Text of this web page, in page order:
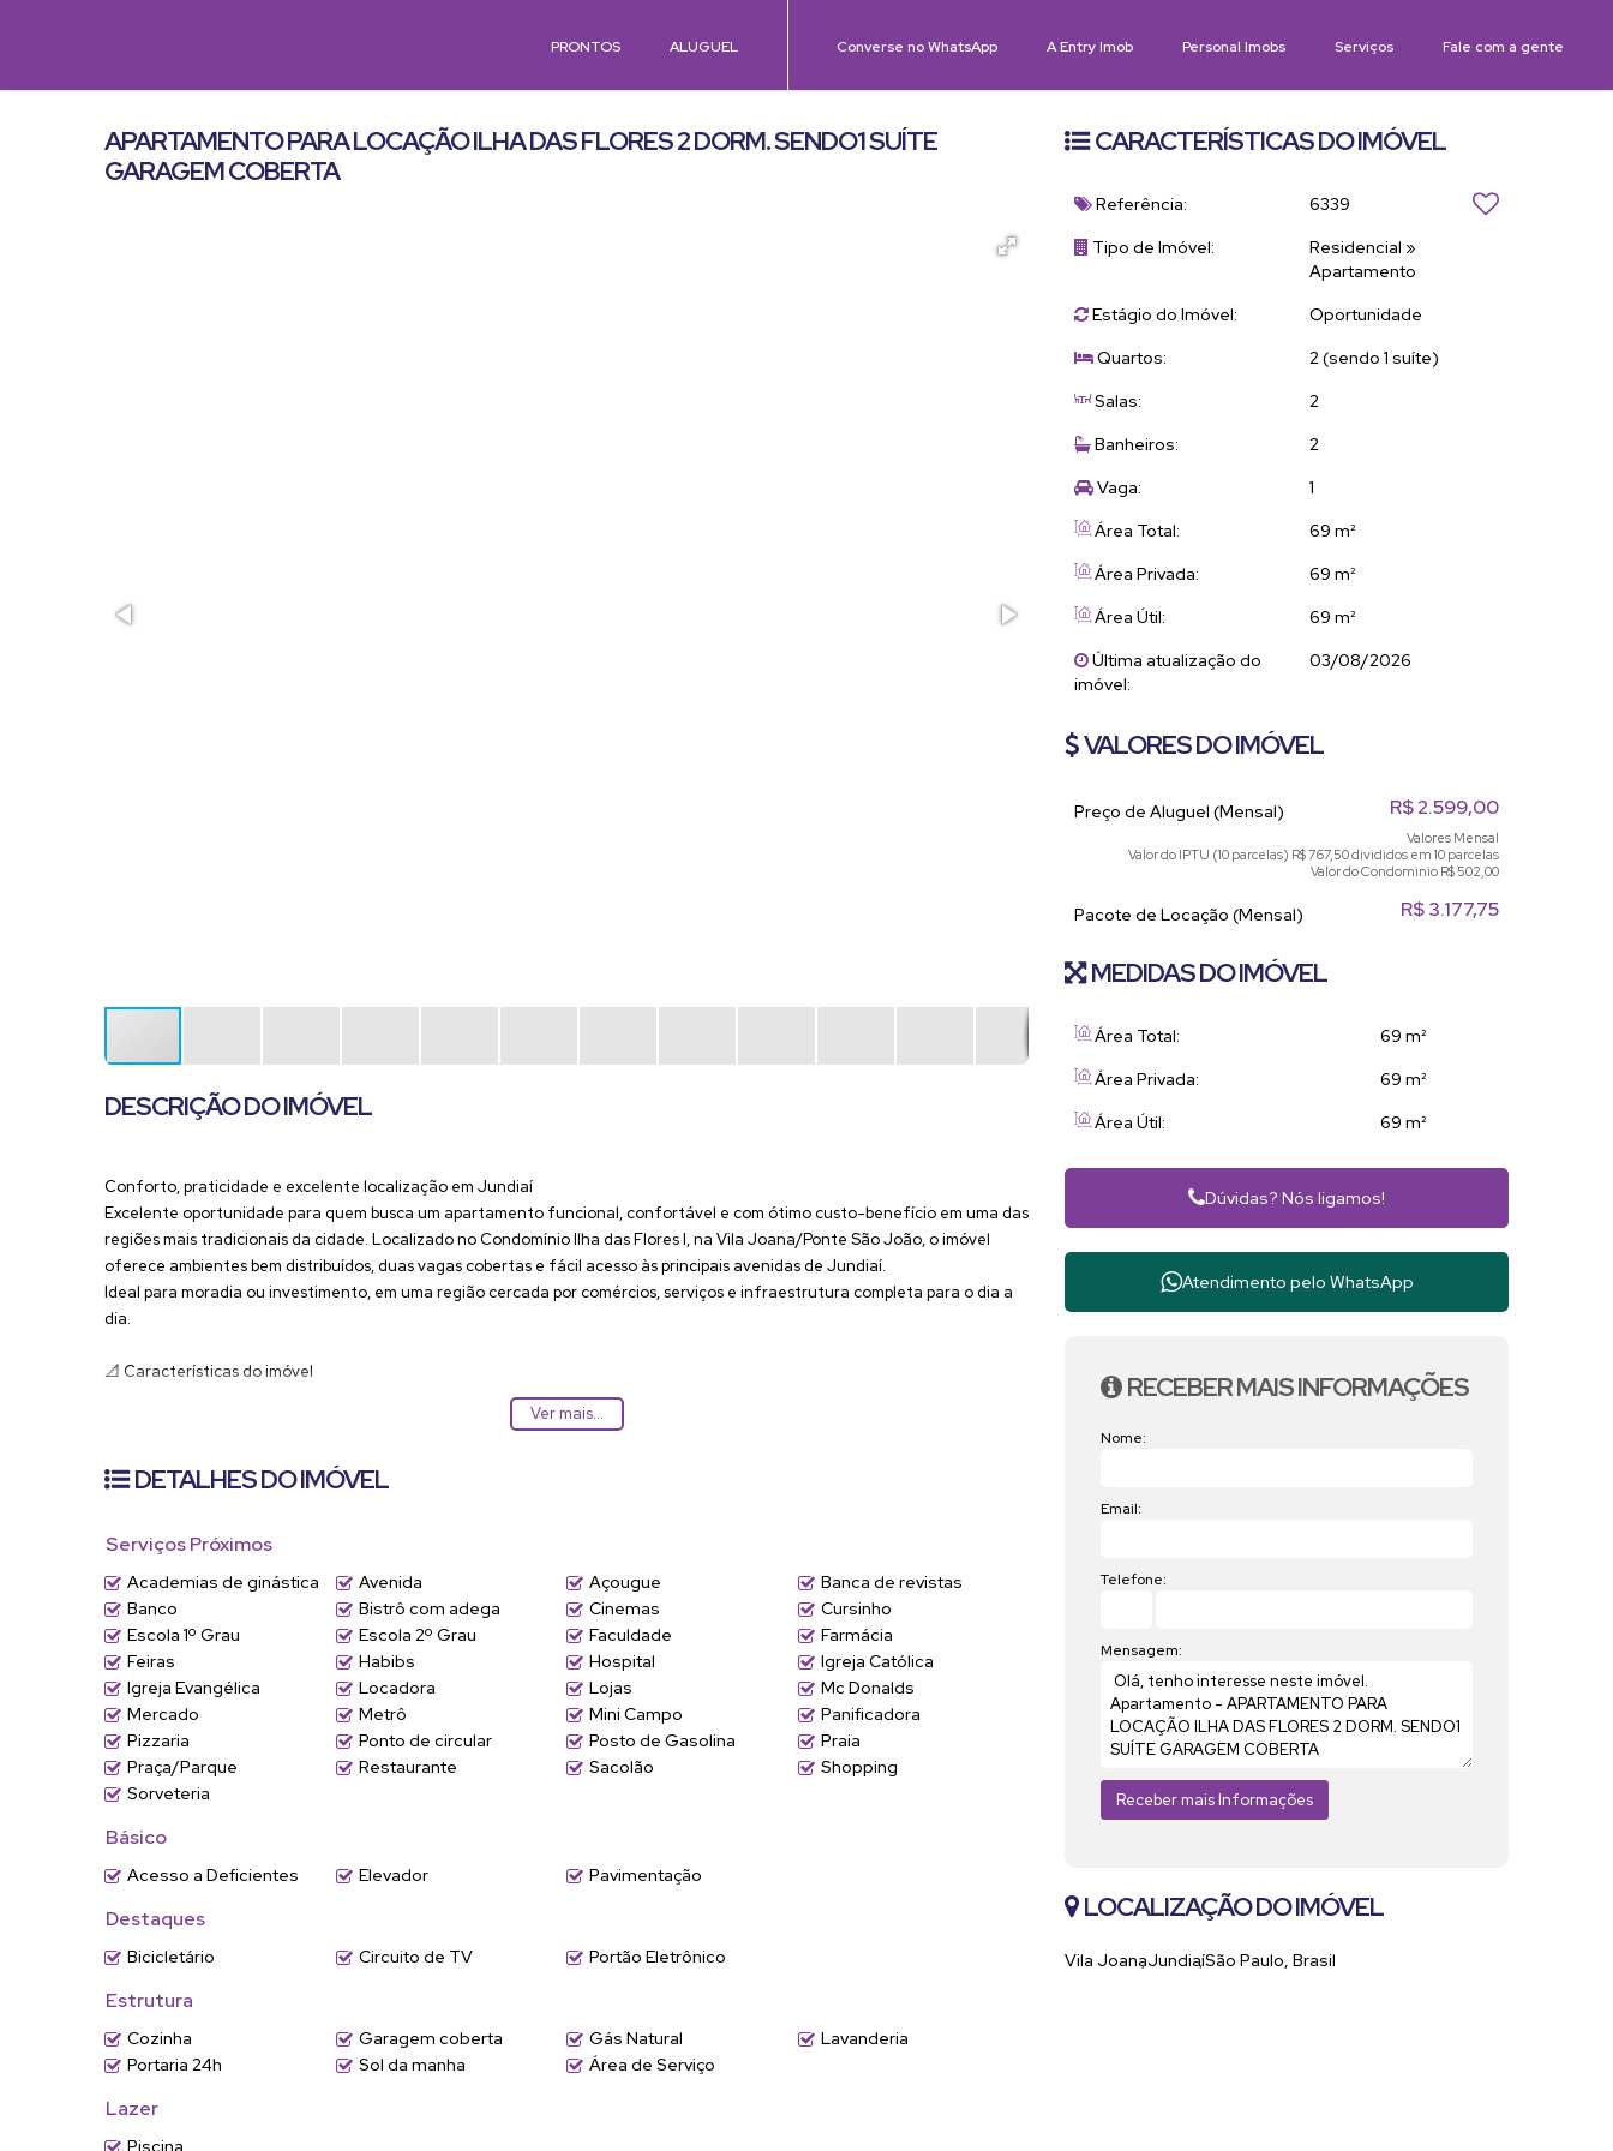
Converse no WhatsApp A Entry Imob Personal Imobs Serviços Fale com a gente
ALUGUEL
PRONTOS
APARTAMENTO PARA LOCAÇÃO ILHA DAS FLORES 2 DORM. SENDO1 SUÍTE
GARAGEM COBERTA
DESCRIÇÃO DO IMÓVEL
Conforto, praticidade e excelente localização em Jundiaí
Excelente oportunidade para quem busca um apartamento funcional, confortável e com ótimo custo-benefício em uma das
regiões mais tradicionais da cidade. Localizado no Condomínio Ilha das Flores I, na Vila Joana/Ponte São João, o imóvel
oferece ambientes bem distribuídos, duas vagas cobertas e fácil acesso às principais avenidas de Jundiaí.
Ideal para moradia ou investimento, em uma região cercada por comércios, serviços e infraestrutura completa para o dia a
dia.
📐 Características do imóvel
• Varanda
• Banheiro social
• Banheiros com box blindex
• 1 vaga de garagem coberta
🌇 Diferenciais do apartamento
✔ Planta funcional e bem distribuída
✔ Ambientes confortáveis e bem ventilados
✔ Prédio com pintura nova
✔ Excelente opção para quem busca praticidade e conforto
• Condomínio tranquilo e organizado
• Elevador
• Zeladoria em horário comercial
• Interfone
• Sem área de lazer
💰📍Localização — Vila Joana / Ponte São João | Jundiaí/SP
Região tradicional com predominância residencial e excelente infraestrutura ao redor.
Próximo a:
Ver mais...
DETALHES DO IMÓVEL
Serviços Próximos
Academias de ginástica Avenida Açougue
Banca de revistas
Banco
Bistrô com adega Cinemas
Cursinho
Escola 1º Grau
Escola 2º Grau Faculdade
Farmácia
Feiras
Habibs Hospital
Igreja Católica
Igreja Evangélica
Locadora Lojas
Mc Donalds
Mercado
Metrô Mini Campo
Panificadora
Pizzaria
Ponto de circular Posto de Gasolina
Praia
Praça/Parque
Restaurante Sacolão
Shopping
Sorveteria
Básico
Acesso a Deficientes Elevador Pavimentação
Destaques
Bicicletário Circuito de TV Portão Eletrônico
Estrutura
Cozinha Garagem coberta Gás Natural
Lavanderia
Portaria 24h
Sol da manha Área de Serviço
Lazer
Piscina
CARACTERÍSTICAS DO IMÓVEL
Referência:
6339
Tipo de Imóvel:
Residencial »
Apartamento
Estágio do Imóvel:
Oportunidade
Quartos:
2 (sendo 1 suíte)
Salas:
2
Banheiros:
2
Vaga:
1
Área Total:
69 m²
Área Privada:
69 m²
Área Útil:
69 m²
Última atualização do
imóvel:
03/08/2026
VALORES DO IMÓVEL
R$2.599,00
Preço de Aluguel (Mensal)
Valores Mensal
Valor do IPTU (10 parcelas) R$767,50 divididos em 10 parcelas
Valor do Condominio R$ 502,00
R$3.177,75
Pacote de Locação (Mensal)
MEDIDAS DO IMÓVEL
Área Total:
69 m²
Área Privada:
69 m²
Área Útil:
69 m²
Dúvidas? Nós ligamos!
Atendimento pelo WhatsApp
RECEBER MAIS INFORMAÇÕES
Nome:
Email:
Telefone:
Mensagem:
LOCALIZAÇÃO DO IMÓVEL
Vila JoanaJundiaíSão Paulo, Brasil